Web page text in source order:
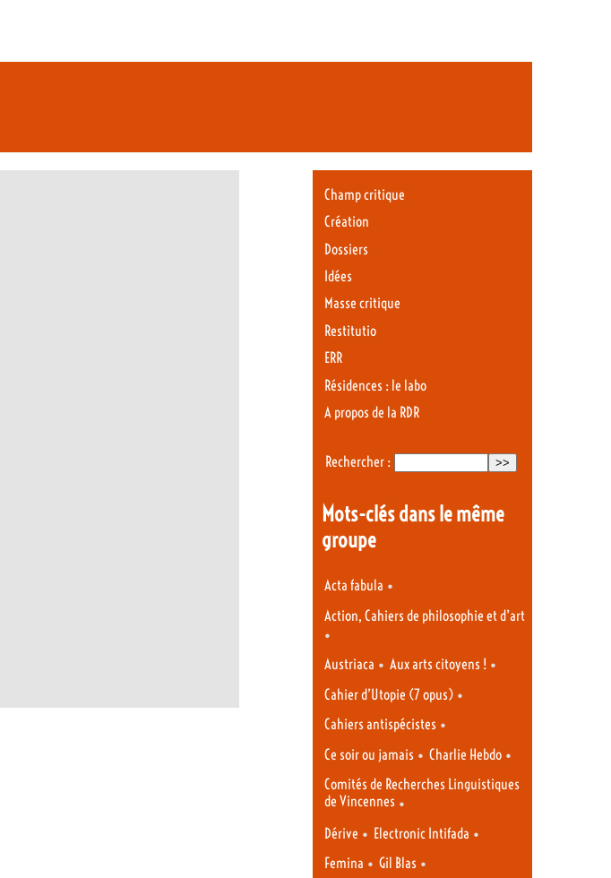
Champ critique
Création
Dossiers
Idées
Masse critique
Restitutio
ERR
Résidences : le labo
A propos de la RDR
Rechercher :
Mots-clés dans le même
groupe
Acta fabula •
Action, Cahiers de philosophie et d’art
•
Austriaca • Aux arts citoyens ! •
Cahier d’Utopie (7 opus) •
Cahiers antispécistes •
Ce soir ou jamais • Charlie Hebdo •
Comités de Recherches Linguistiques
de Vincennes •
Dérive • Electronic Intifada •
Femina • Gil Blas •